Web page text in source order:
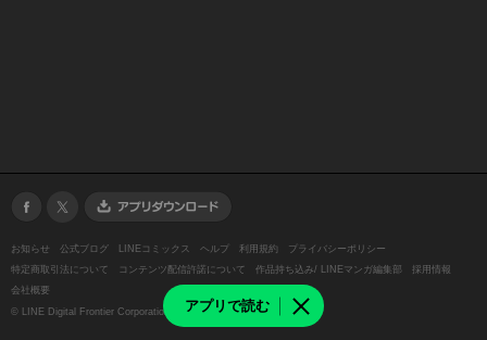
アプリで読む
お知らせ 公式ブログ LINEコミックス ヘルプ 利用規約
プライバシーポリシー
特定商取引法について
コンテンツ配信許諾について 作品持ち込み/ LINEマンガ編集部
採用情報
会社概要
© LINE Digital Frontier Corporation